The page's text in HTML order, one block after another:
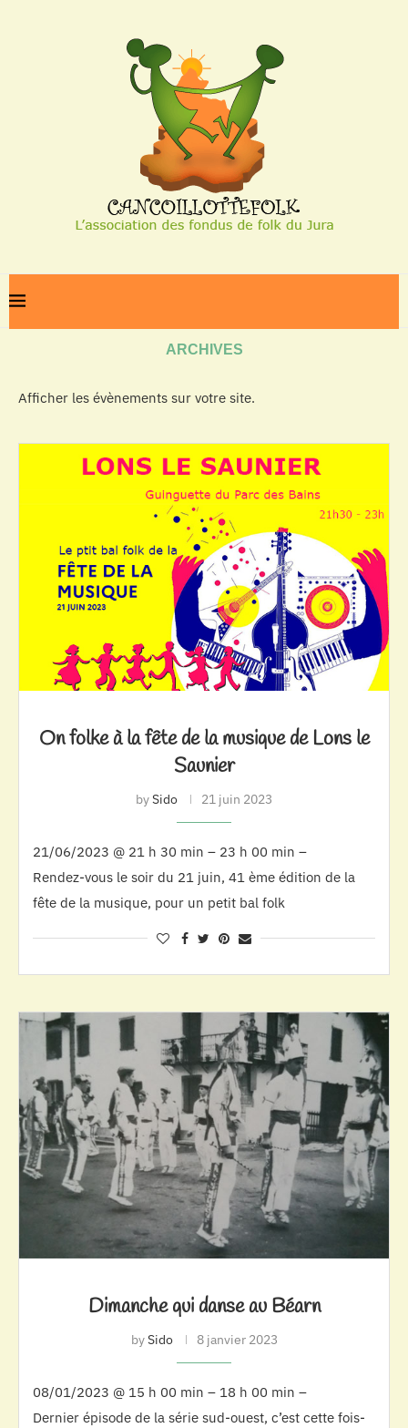
ARCHIVES
Afficher les évènements sur votre site.
On folke à la fête de la musique de Lons le
Saunier
bySido 21 juin 2023
21/06/2023 @ 21 h 30 min – 23 h 00 min –
Rendez-vous le soir du 21 juin, 41 ème édition de la
fête de la musique, pour un petit bal folk
Dimanche qui danse au Béarn
bySido 8 janvier 2023
08/01/2023 @ 15 h 00 min – 18 h 00 min –
Dernier épisode de la série sud-ouest, c’est cette fois-